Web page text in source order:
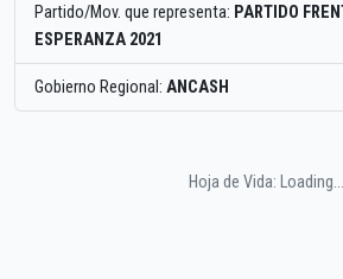
Partido/Mov. que representa: PARTIDO
ESPERANZA 2021
Gobierno Regional: ANCASH
Hoja de Vida: Loading...